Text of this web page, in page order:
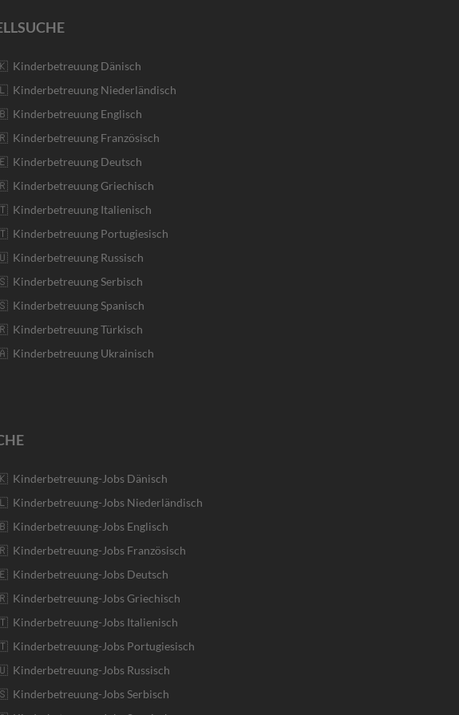
Kinderbetreuung Dänisch
Kinderbetreuung Niederländisch
Kinderbetreuung Englisch
Kinderbetreuung Französisch
Kinderbetreuung Deutsch
Kinderbetreuung Griechisch
Kinderbetreuung Italienisch
Kinderbetreuung Portugiesisch
Kinderbetreuung Russisch
Kinderbetreuung Serbisch
Kinderbetreuung Spanisch
Kinderbetreuung Türkisch
Kinderbetreuung Ukrainisch
Kinderbetreuung-Jobs Dänisch
Kinderbetreuung-Jobs Niederländisch
Kinderbetreuung-Jobs Englisch
Kinderbetreuung-Jobs Französisch
Kinderbetreuung-Jobs Deutsch
Kinderbetreuung-Jobs Griechisch
Kinderbetreuung-Jobs Italienisch
Kinderbetreuung-Jobs Portugiesisch
Kinderbetreuung-Jobs Russisch
Kinderbetreuung-Jobs Serbisch